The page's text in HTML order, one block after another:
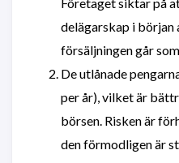
delägarskap i
försäljningen går
De utlånade
per år), vilket är
börsen. Risken är
den förmodligen är